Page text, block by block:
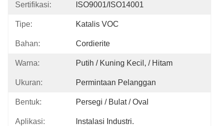
Sertifikasi: ISO9001/ISO14001
Tipe: Katalis VOC
Bahan: Cordierite
Warna: Putih / Kuning Kecil, / Hitam
Ukuran: Permintaan Pelanggan
Bentuk: Persegi / Bulat / Oval
Aplikasi: Instalasi Industri.